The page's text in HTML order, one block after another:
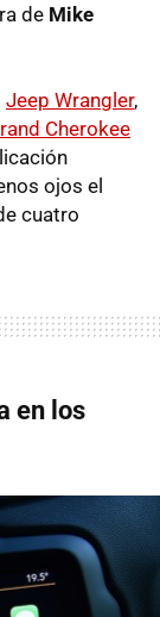
de Mike
Jeep Wrangler,
Cherokee
ojos el
cuatro
en los